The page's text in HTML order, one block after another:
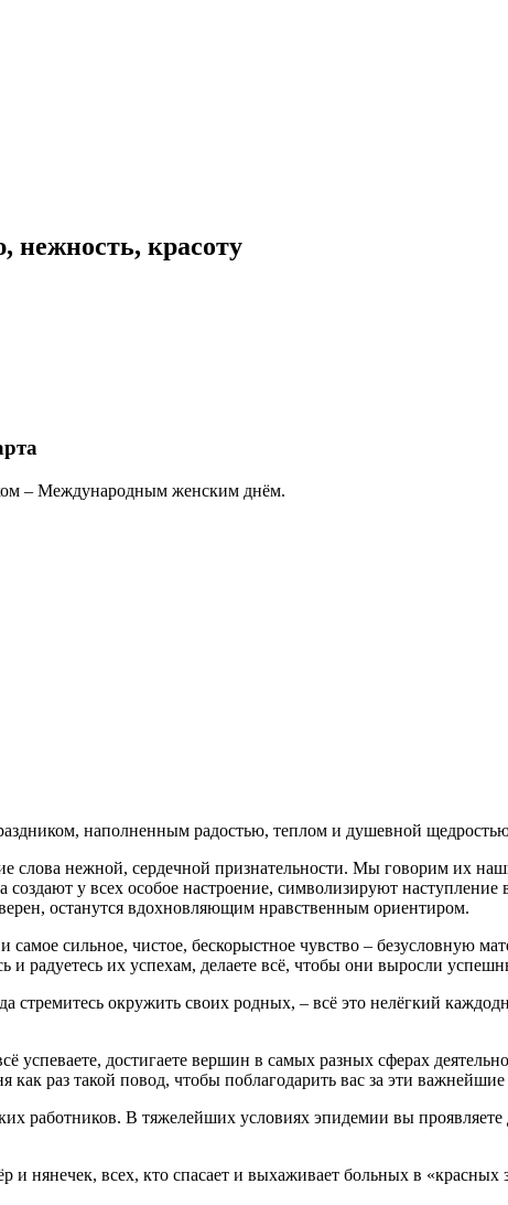
нежность, красоту
– Международным женским днём.
наполненным радостью, теплом и душевной
слова нежной, сердечной признательности. Мы говорим их
создают у всех особое настроение, символизируют
останутся вдохновляющим нравственным ориентиром.
сильное, чистое, бескорыстное чувство – безусловную
и радуетесь их успехам, делаете всё, чтобы они выросли
стремитесь окружить своих родных, – всё это нелёгкий
достигаете вершин в самых разных сферах
раз такой повод, чтобы поблагодарить вас за эти
работников. В тяжелейших условиях эпидемии вы
и нянечек, всех, кто спасает и выхаживает больных в